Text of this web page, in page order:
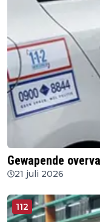
Gewapende
21 juli 2026
112